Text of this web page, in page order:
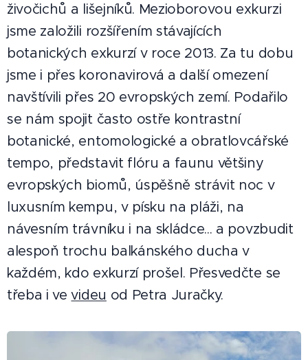
živočichů a lišejníků. Mezioborovou exkurzi
jsme založili rozšířením stávajících
botanických exkurzí v roce 2013. Za tu dobu
jsme i přes koronavirová a další omezení
navštívili přes 20 evropských zemí. Podařilo
se nám spojit často ostře kontrastní
botanické, entomologické a obratlovcářské
tempo, představit flóru a faunu většiny
evropských biomů, úspěšně strávit noc v
luxusním kempu, v písku na pláži, na
návesním trávníku i na skládce... a povzbudit
alespoň trochu balkánského ducha v
každém, kdo exkurzí prošel. Přesvedčte se
třeba i vevideu od Petra Juračky.